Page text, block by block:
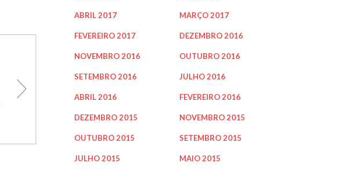
ABRIL 2017 MARÇO 2017
FEVEREIRO 2017 DEZEMBRO 2016
NOVEMBRO 2016 OUTUBRO 2016
SETEMBRO 2016 JULHO 2016
ABRIL 2016 FEVEREIRO 2016
DEZEMBRO 2015 NOVEMBRO 2015
OUTUBRO 2015 SETEMBRO 2015
JULHO 2015 MAIO 2015